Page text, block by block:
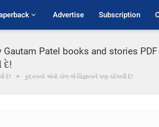
Advertise Subscription
Gautam Patel books and stories
દે!
દે! કુદરતનો એવો ખેલ જે વિજ્ઞાનને પણ ચોંકાવી દે!